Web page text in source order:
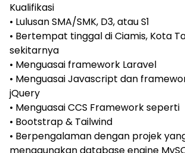
Kualifikasi
• Lulusan SMA/SMK, D3, atau S1
• Bertempat tinggal di Ciamis, Kota
sekitarnya
• Menguasai framework Laravel
• Menguasai Javascript dan
jQuery
• Menguasai CCS Framework seperti
• Bootstrap & Tailwind
• Berpengalaman dengan projek